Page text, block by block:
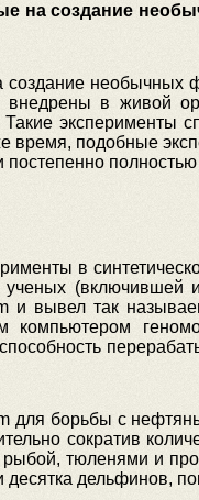
на создание
в живой
эксперименты
подобные
в
(включившей
и вывел так
компьютером
для борьбы с
сократив
рыбой, тюленями и
десятка дельфинов,